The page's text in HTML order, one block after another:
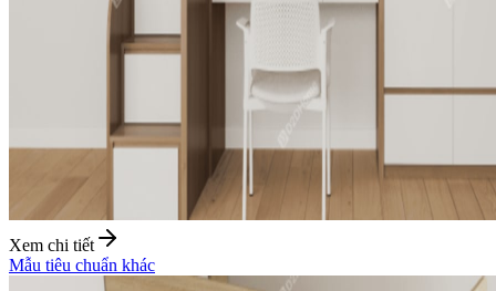
Xem chi tiết
Mẫu tiêu chuẩn khác